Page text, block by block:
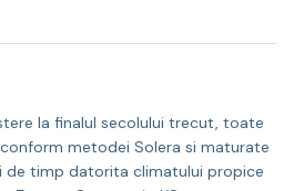
la finalul secolului trecut, toate
metodei Solera si maturate
de timp datorita climatului propice